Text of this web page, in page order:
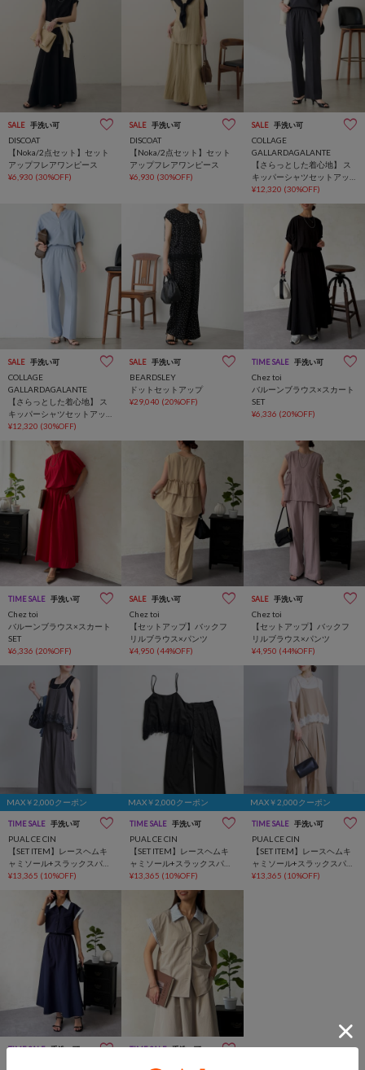
SALE 手洗い可
DISCOAT
【Noka/2点セット】セット
アップフレアワンピース
¥6,930 (30%OFF)
SALE 手洗い可
DISCOAT
【Noka/2点セット】セット
アップフレアワンピース
¥6,930 (30%OFF)
SALE 手洗い可
COLLAGE
GALLARDAGALANTE
【さらっとした着心地】 ス
キッパーシャツセットアッ
プ
¥12,320 (30%OFF)
SALE 手洗い可
COLLAGE
GALLARDAGALANTE
【さらっとした着心地】 ス
キッパーシャツセットアッ
プ
¥12,320 (30%OFF)
SALE 手洗い可
BEARDSLEY
ドットセットアップ
¥29,040 (20%OFF)
TIME SALE 手洗い可
Chez toi
バルーンブラウス×スカート
SET
¥6,336 (20%OFF)
TIME SALE 手洗い可
Chez toi
バルーンブラウス×スカート
SET
¥6,336 (20%OFF)
SALE 手洗い可
Chez toi
【セットアップ】バックフ
リルブラウス×パンツ
¥4,950 (44%OFF)
SALE 手洗い可
Chez toi
【セットアップ】バックフ
リルブラウス×パンツ
¥4,950 (44%OFF)
MAX￥2,000クーポン
TIME SALE 手洗い可
PUAL CE CIN
【SET ITEM】レースヘムキ
ャミソール+スラックスパン
ツセット
¥13,365 (10%OFF)
MAX￥2,000クーポン
TIME SALE 手洗い可
PUAL CE CIN
【SET ITEM】レースヘムキ
ャミソール+スラックスパン
ツセット
¥13,365 (10%OFF)
MAX￥2,000クーポン
TIME SALE 手洗い可
PUAL CE CIN
【SET ITEM】レースヘムキ
ャミソール+スラックスパン
ツセット
¥13,365 (10%OFF)
TIME SALE 手洗い可 TIME SALE 手洗い可